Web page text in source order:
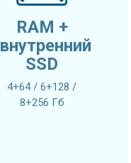
RAM +
внутренний
SSD
4+64 / 6+128 /
8+256 Гб